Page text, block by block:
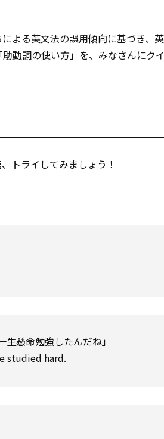
よる英文法の誤用傾向に基づき、
助動詞の使い方」を、みなさんにク
トライしてみましょう！
懸命勉強したんだね」
studied hard.